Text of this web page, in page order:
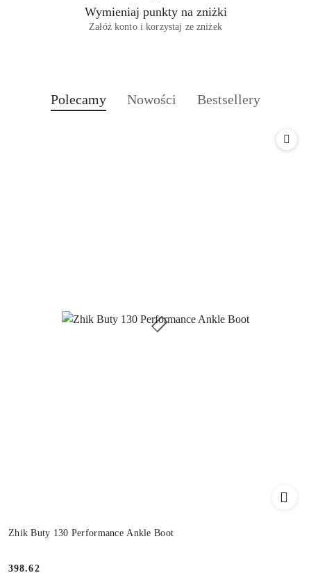
Wymieniaj punkty na zniżki
Załóż konto i korzystaj ze zniżek
Pomiń karuzelę produktów
Produkty
Polecamy
Produkty
Nowości
Produkty
Bestsellery
Zhik Buty 130 Performance Ankle Boot
398.62